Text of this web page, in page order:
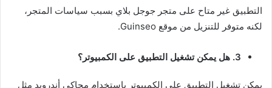
التطبيق غير متاح على متجر جوجل بلاي بسبب سياسات المتجر،
لكنه متوفر للتنزيل من موقع Guinseo.
3. هل يمكن تشغيل التطبيق على الكمبيوتر؟
يمكن تشغيل التطبيق على الكمبيوتر باستخدام محاكي أندرويد مثل